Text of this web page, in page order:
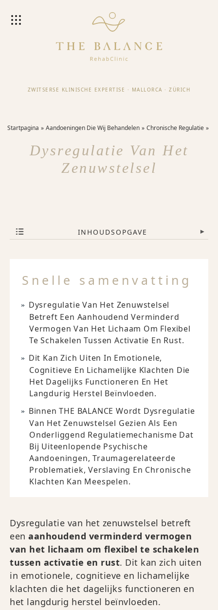
ZWITSERSE KLINISCHE EXPERTISE · MALLORCA · ZÜRICH
Startpagina Aandoeningen Die Wij Behandelen Chronische Regulatie
Dysregulatie Van Het
Zenuwstelsel
INHOUDSOPGAVE ▾
Snelle samenvatting
Dysregulatie Van Het Zenuwstelsel
Betreft Een Aanhoudend Verminderd
Vermogen Van Het Lichaam Om Flexibel
Te Schakelen Tussen Activatie En Rust.
Dit Kan Zich Uiten In Emotionele,
Cognitieve En Lichamelijke Klachten Die
Het Dagelijks Functioneren En Het
Langdurig Herstel Beïnvloeden.
Binnen THE BALANCE Wordt Dysregulatie
Van Het Zenuwstelsel Gezien Als Een
Onderliggend Regulatiemechanisme Dat
Bij Uiteenlopende Psychische
Aandoeningen, Traumagerelateerde
Problematiek, Verslaving En Chronische
Klachten Kan Meespelen.
Dysregulatie van het zenuwstelsel betreft
een aanhoudend verminderd vermogen
van het lichaam om flexibel te schakelen
tussen activatie en rust. Dit kan zich uiten
in emotionele, cognitieve en lichamelijke
klachten die het dagelijks functioneren en
het langdurig herstel beïnvloeden.